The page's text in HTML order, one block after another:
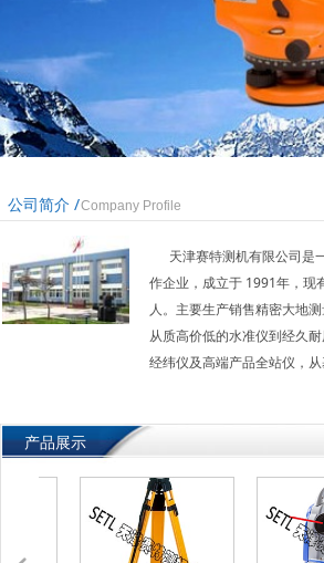
公司简介 /Company Profile
天津赛特测机有限公司是
作企业，成立于 1991年，现
人。主要生产销售精密大地测
从质高价低的水准仪到经久
经纬仪及高端产品全站仪，
产品展示